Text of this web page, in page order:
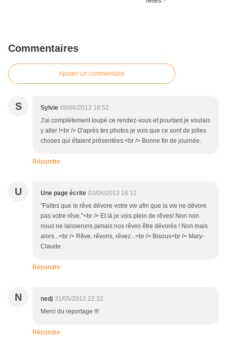
Commentaires
Ajouter un commentaire
S Sylvie 09/06/2013 18:52
J'ai complètement loupé ce rendez-vous et pourtant je voulais
y aller !<br /> D'après tes photos je vois que ce sont de jolies
choses qui étaient présentées.<br /> Bonne fin de journée.
Répondre
U Une page écrite 03/06/2013 16:12
"Faites que le rêve dévore votre vie afin que la vie ne dévore
pas votre rêve."<br /> Et là je vois plein de rêves! Non non
nous ne laisserons jamais nos rêves être dévorés ! Non mais
alors...<br /> Rêve, rêvons, rêvez...<br /> Bisous<br /> Mary-
Claude
Répondre
N nedj 31/05/2013 22:32
Merci du reportage !!!
Répondre